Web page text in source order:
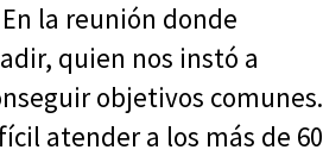
la reunión donde
quien nos instó a
objetivos comunes.
atender a los más de 60